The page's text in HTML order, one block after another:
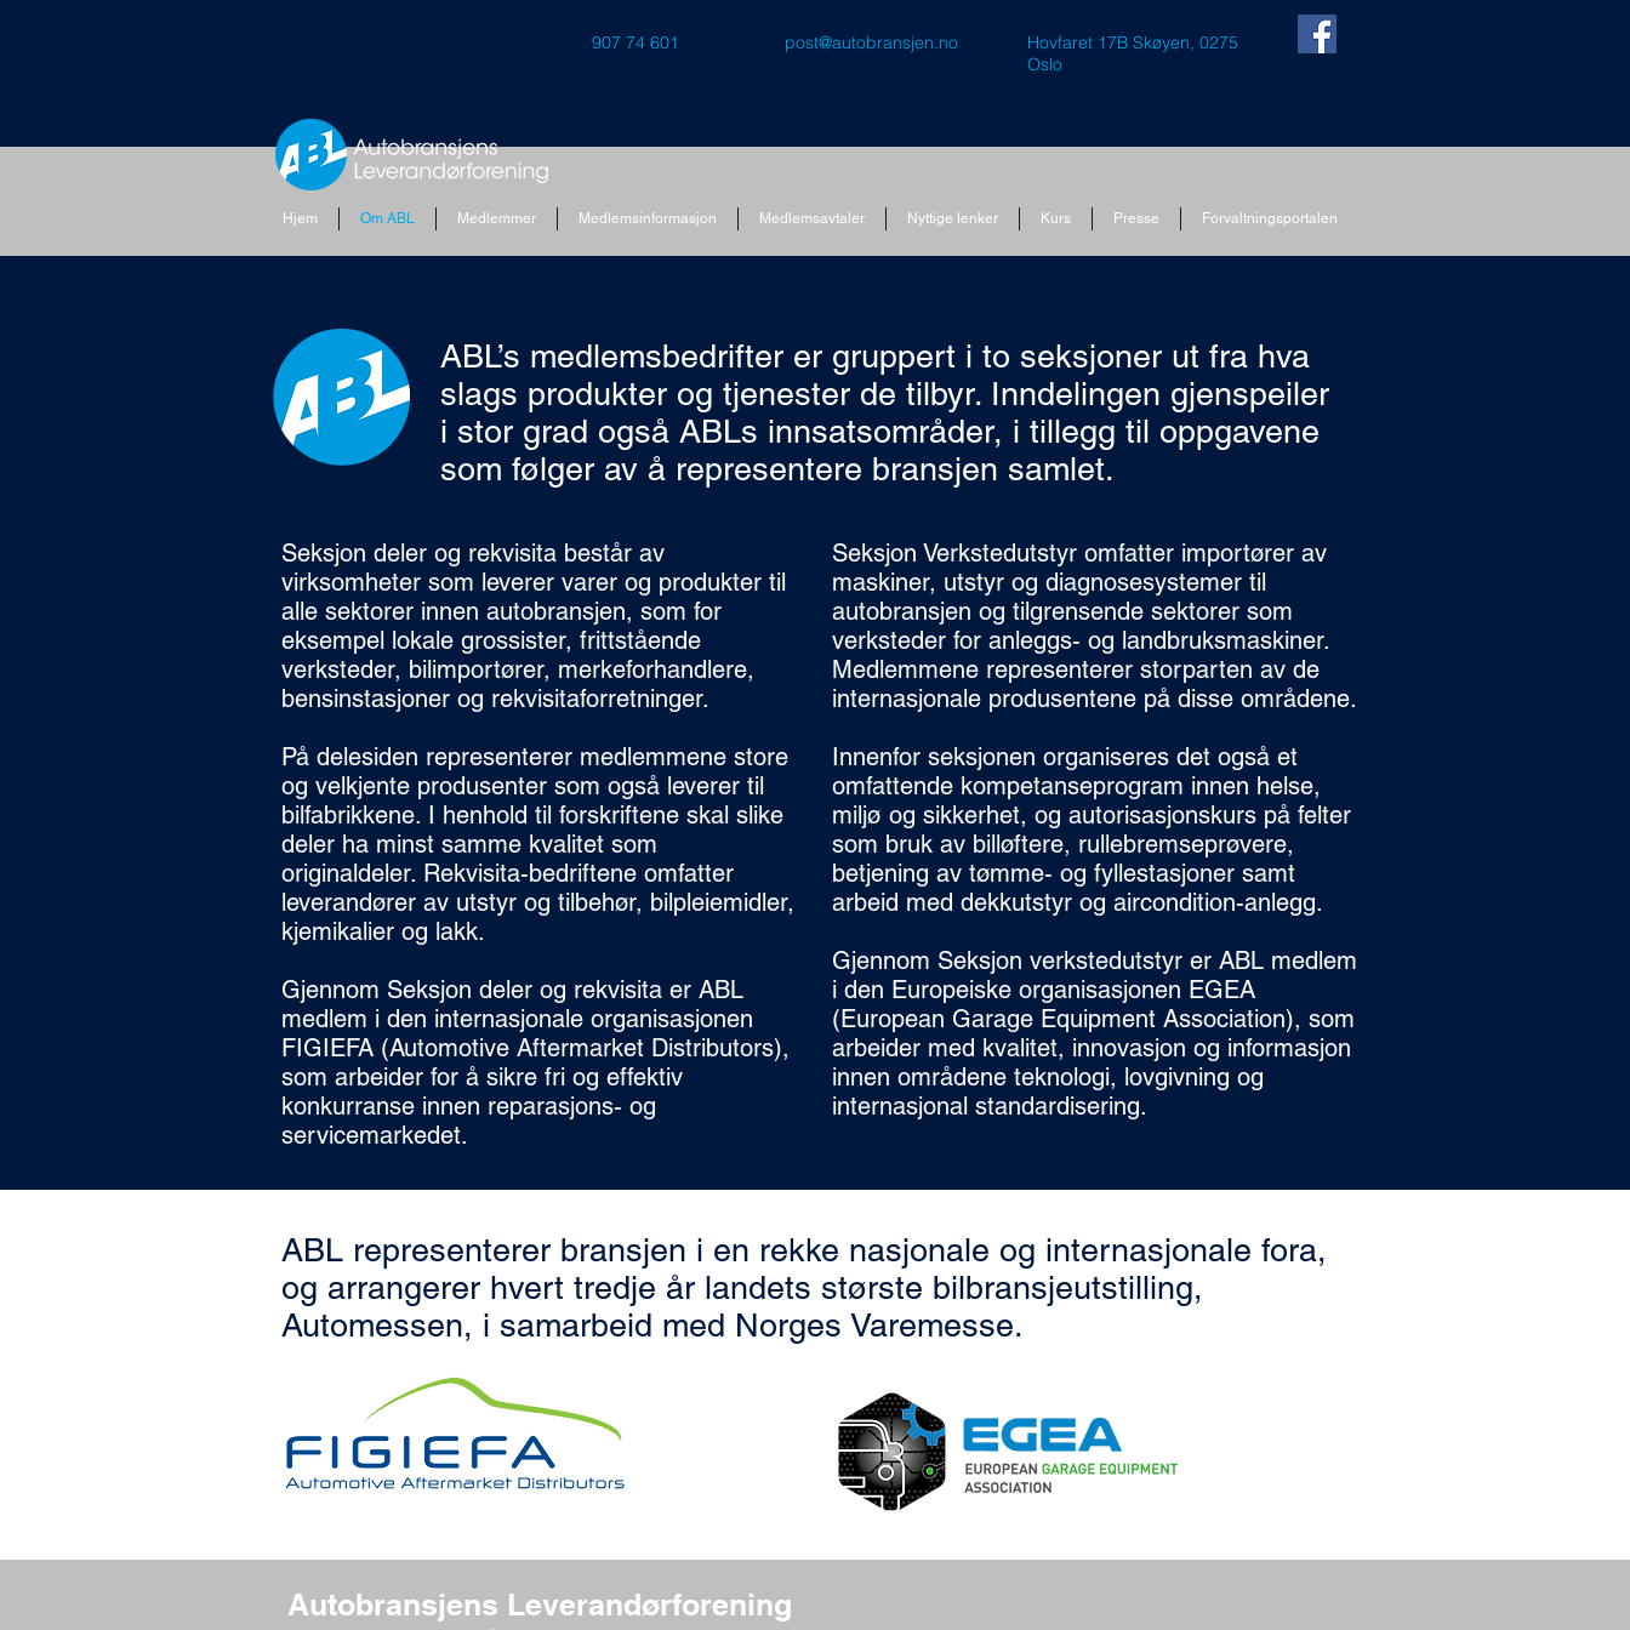
907 74 601 post@autobransjen.no
Hovfaret 17B Skøyen, 0275
Oslo
Hjem Om ABL Medlemmer Medlemsinformasjon Medlemsavtaler Nyttige lenker Kurs Presse Forvaltningsportalen
ABL’s medlemsbedrifter er gruppert i to seksjoner ut fra hva
slags produkter og tjenester de tilbyr. Inndelingen gjenspeiler
i stor grad også ABLs innsatsområder, i tillegg til oppgavene
som følger av å representere bransjen samlet.
Seksjon Verkstedutstyr omfatter importører av
maskiner, utstyr og diagnosesystemer til
autobransjen og tilgrensende sektorer som
verksteder for anleggs- og landbruksmaskiner.
Medlemmene representerer storparten av de
internasjonale produsentene på disse områdene.
Innenfor seksjonen organiseres det også et
omfattende kompetanseprogram innen helse,
miljø og sikkerhet, og autorisasjonskurs på felter
som bruk av billøftere, rullebremseprøvere,
betjening av tømme- og fyllestasjoner samt
arbeid med dekkutstyr og aircondition-anlegg.
Gjennom Seksjon verkstedutstyr er ABL medlem
i den Europeiske organisasjonen EGEA
(European Garage Equipment Association), som
arbeider med kvalitet, innovasjon og informasjon
innen områdene teknologi, lovgivning og
internasjonal standardisering.
Seksjon deler og rekvisita består av
virksomheter som leverer varer og produkter til
alle sektorer innen autobransjen, som for
eksempel lokale grossister, frittstående
verksteder, bilimportører, merkeforhandlere,
bensinstasjoner og rekvisitaforretninger.
På delesiden representerer medlemmene store
og velkjente produsenter som også leverer til
bilfabrikkene. I henhold til forskriftene skal slike
deler ha minst samme kvalitet som
originaldeler. Rekvisita-bedriftene omfatter
leverandører av utstyr og tilbehør, bilpleiemidler,
kjemikalier og lakk.
Gjennom Seksjon deler og rekvisita er ABL
medlem i den internasjonale organisasjonen
FIGIEFA (Automotive Aftermarket Distributors),
som arbeider for å sikre fri og effektiv
konkurranse innen reparasjons- og
servicemarkedet.
ABL representerer bransjen i en rekke nasjonale og internasjonale fora,
og arrangerer hvert tredje år landets største bilbransjeutstilling,
Automessen, i samarbeid med Norges Varemesse.
Autobransjens Leverandørforening